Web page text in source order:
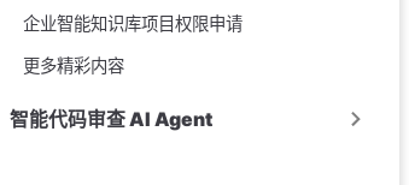
企业智能知识库项目权限申请
更多精彩内容
智能代码审查 AI Agent